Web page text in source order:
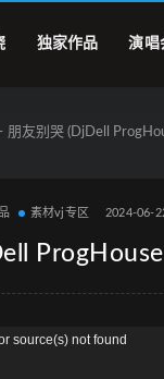
独家作品 演唱
朋友别哭 (DjDell
素材vj专区 2024-06-
source(s) not found